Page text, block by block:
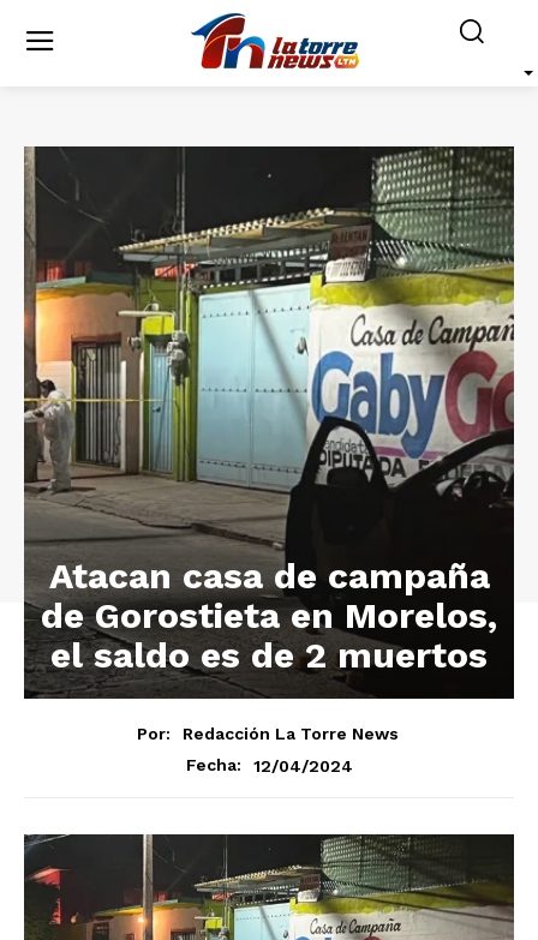
Atacan casa de campaña
de Gorostieta en Morelos,
el saldo es de 2 muertos
Por:
Redacción La Torre News
Fecha:
12/04/2024